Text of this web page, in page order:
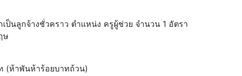
ป็นลูกจ้างชั่วคราว ตำแหน่ง ครูผู้ช่วย จำนวน 1 อัตรา
ษ
(ห้าพันห้าร้อยบาทถ้วน)